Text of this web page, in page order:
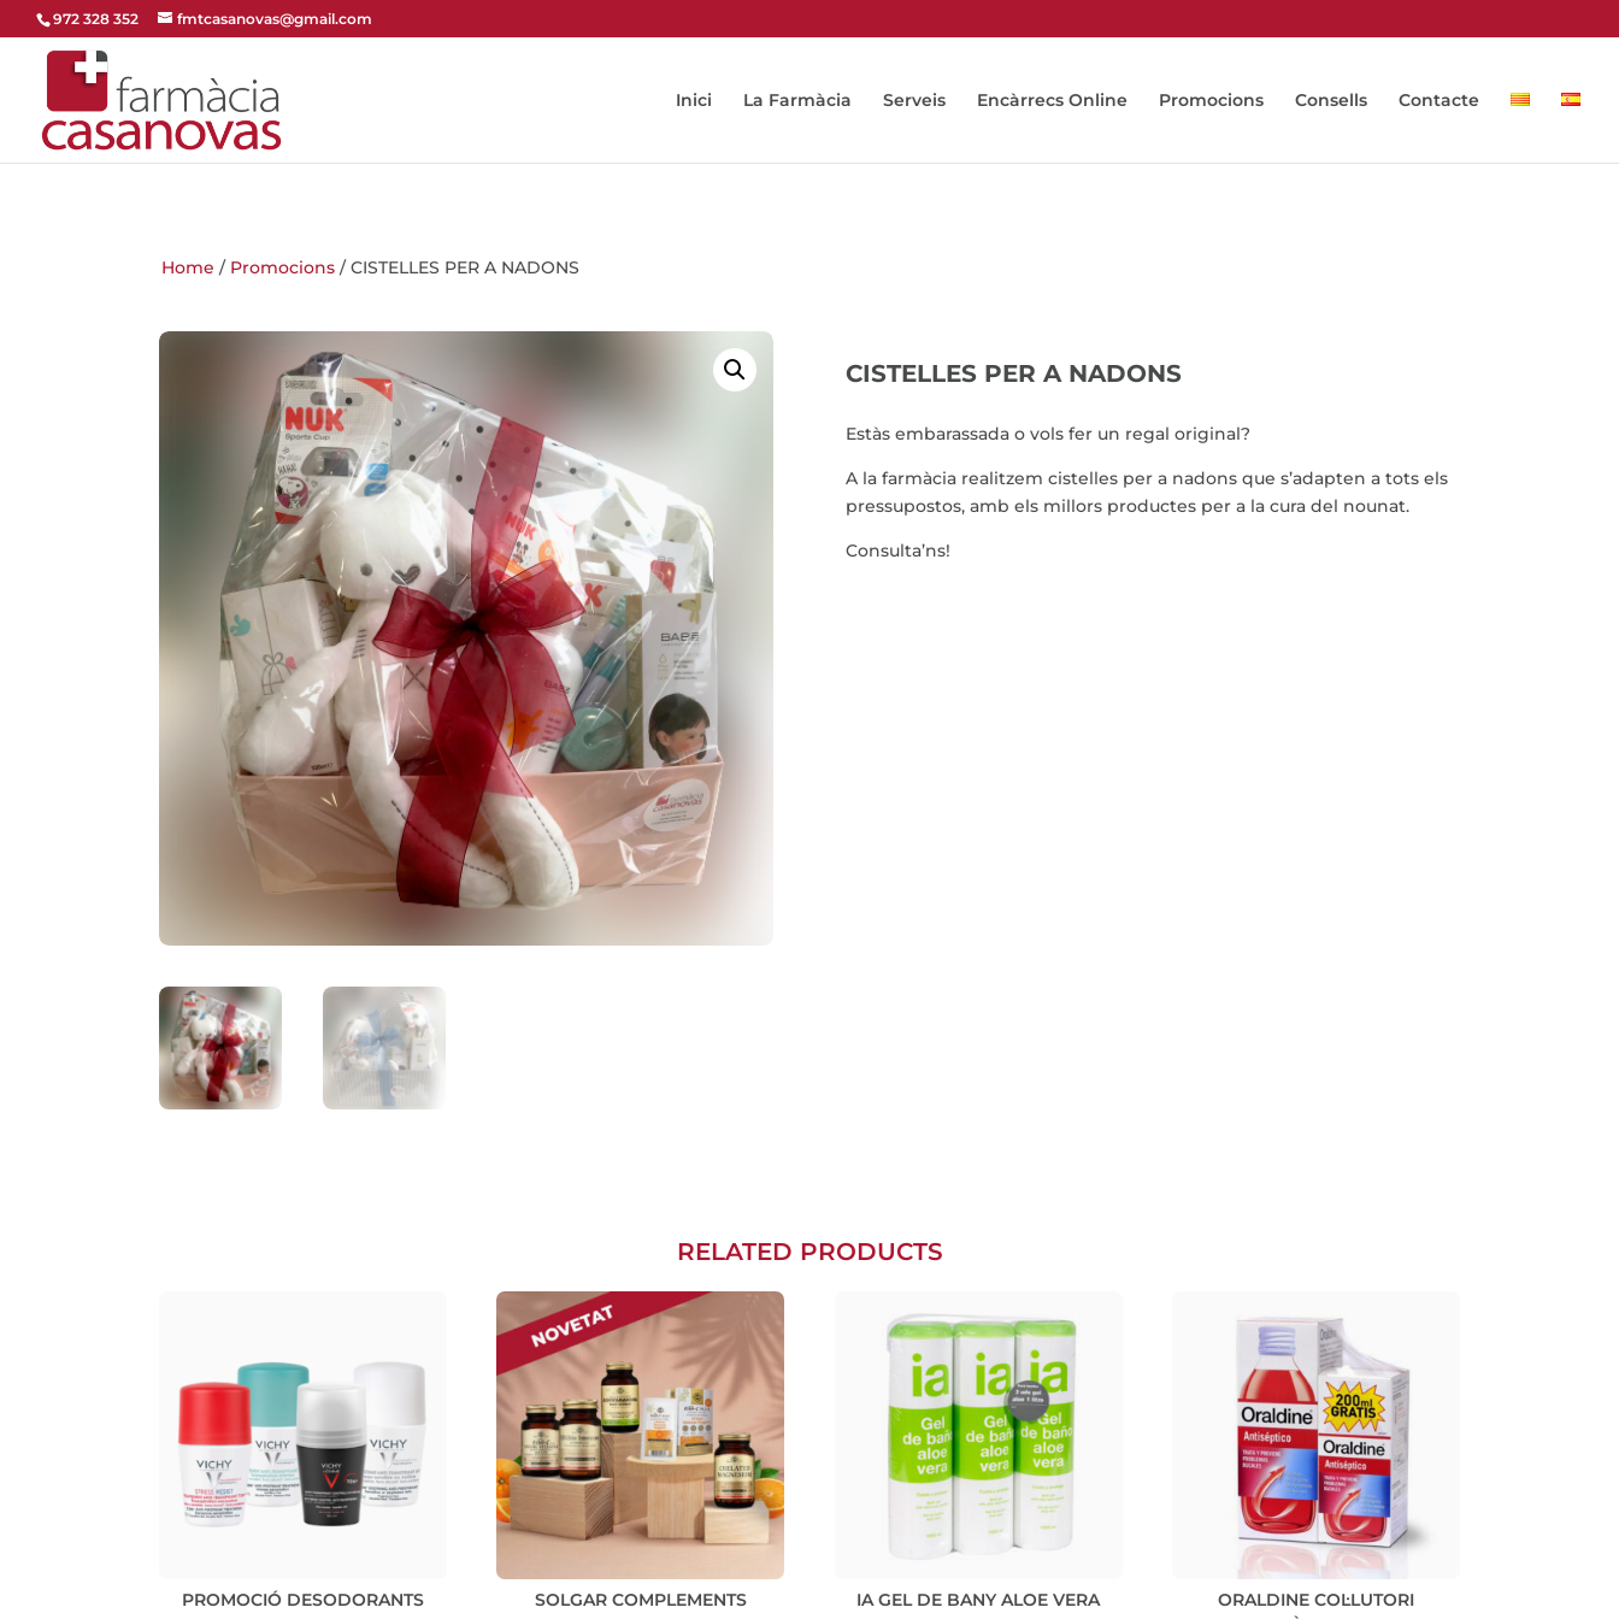
972 328 352 fmtcasanovas@gmail.com
Inici La Farmàcia Serveis Encàrrecs Online Promocions Consells Contacte
Home / Promocions / CISTELLES PER A NADONS
CISTELLES PER A NADONS
Estàs embarassada o vols fer un regal original?
A la farmàcia realitzem cistelles per a nadons que s’adapten a tots els
pressupostos, amb els millors productes per a la cura del nounat.
Consulta’ns!
RELATED PRODUCTS
PROMOCIÓ DESODORANTS
SOLGAR COMPLEMENTS
IA GEL DE BANY ALOE VERA
ORALDINE COL·LUTORI